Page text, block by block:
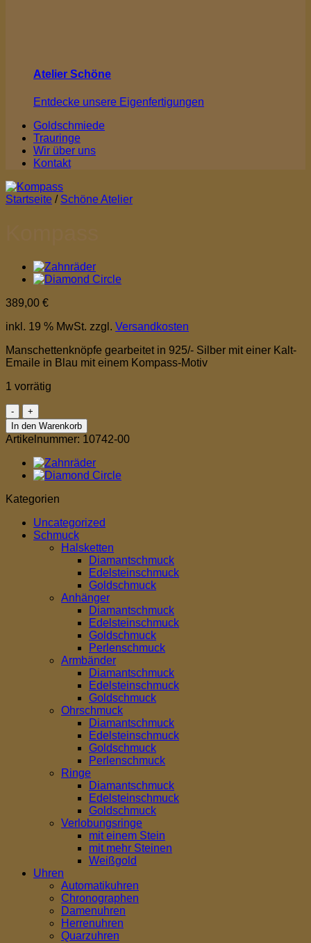
Atelier Schöne
Entdecke unsere Eigenfertigungen
Goldschmiede
Trauringe
Wir über uns
Kontakt
Startseite / Schöne Atelier
389,00 €
inkl. 19 % MwSt. zzgl. Versandkosten
Manschettenknöpfe gearbeitet in 925/- Silber mit einer Kalt-
Emaile in Blau mit einem Kompass-Motiv
1 vorrätig
Kompass
Menge
In den Warenkorb
Artikelnummer: 10742-00
Kategorien
Uncategorized
Schmuck
Halsketten
Diamantschmuck
Edelsteinschmuck
Goldschmuck
Anhänger
Diamantschmuck
Edelsteinschmuck
Goldschmuck
Perlenschmuck
Armbänder
Diamantschmuck
Edelsteinschmuck
Goldschmuck
Ohrschmuck
Diamantschmuck
Edelsteinschmuck
Goldschmuck
Perlenschmuck
Ringe
Diamantschmuck
Edelsteinschmuck
Goldschmuck
Verlobungsringe
mit einem Stein
mit mehr Steinen
Weißgold
Uhren
Automatikuhren
Chronographen
Damenuhren
Herrenuhren
Quarzuhren